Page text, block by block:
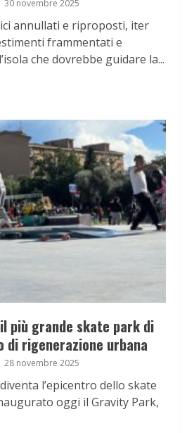
30 novembre 2025
annullati e riproposti, iter
frammentati e
che dovrebbe guidare la...
più grande skate park di
di rigenerazione urbana
28 novembre 2025
l’epicentro dello skate
oggi il Gravity Park,